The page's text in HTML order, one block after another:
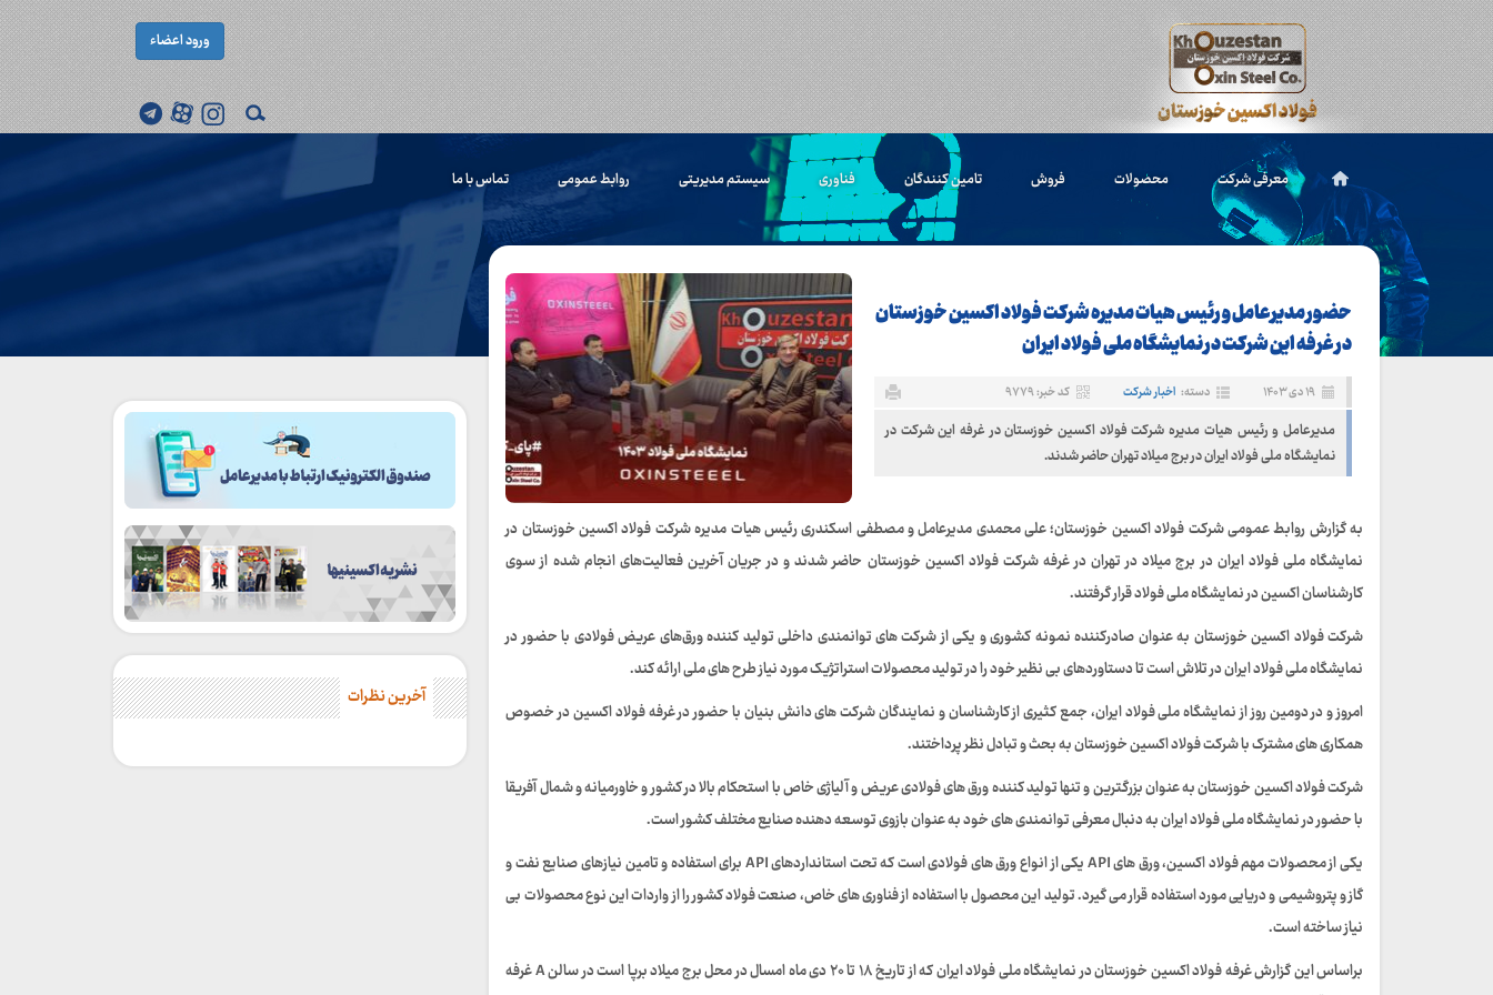
ورود اعضاء
معرفی شرکت محصولات فروش تامین کنندگان فناوری سیستم مدیریتی روابط عمومی تماس با ما
حضور مدیرعامل و رئیس هیات مدیره شرکت فولاد اکسین خوزستان
در غرفه این شرکت در نمایشگاه ملی فولاد ایران
۱۹ دی ۱۴۰۳ دسته: اخبار شرکت کد خبر: ۹۷۷۹
مدیرعامل و رئیس هیات مدیره شرکت فولاد اکسین خوزستان در غرفه این شرکت در
نمایشگاه ملی فولاد ایران در برج میلاد تهران حاضر شدند.
به گزارش روابط عمومی شرکت فولاد اکسین خوزستان؛ علی محمدی مدیرعامل و مصطفی اسکندری رئیس هیات مدیره شرکت فولاد اکسین خوزستان در
نمایشگاه ملی فولاد ایران در برج میلاد در تهران در غرفه شرکت فولاد اکسین خوزستان حاضر شدند و در جریان آخرین فعالیت‌های انجام شده از سوی
کارشناسان اکسین در نمایشگاه ملی فولاد قرار گرفتند.
شرکت فولاد اکسین خوزستان به عنوان صادرکننده نمونه کشوری و یکی از شرکت های توانمندی داخلی تولید کننده ورق‌های عریض فولادی با حضور در
نمایشگاه ملی فولاد ایران در تلاش است تا دستاوردهای بی نظیر خود را در تولید محصولات استراتژیک مورد نیاز طرح های ملی ارائه کند.
امروز و در دومین روز از نمایشگاه ملی فولاد ایران، جمع کثیری از کارشناسان‌ و نمایندگان شرکت های دانش بنیان با حضور در غرفه فولاد اکسین در خصوص
همکاری های مشترک با شرکت فولاد اکسین خوزستان به بحث و تبادل نظر پرداختند.
شرکت فولاد اکسین خوزستان به عنوان بزرگترین و تنها تولید کننده ورق های فولادی عریض و آلیاژی خاص با استحکام بالا در کشور و خاورمیانه و شمال آفریقا
با حضور در نمایشگاه ملی فولاد ایران به دنبال معرفی توانمندی های خود به عنوان بازوی توسعه دهنده صنایع مختلف کشور است.
یکی از محصولات مهم فولاد اکسین، ورق های API یکی از انواع ورق های فولادی است که تحت استانداردهای API برای استفاده و تامین نیازهای صنایع نفت و
گاز و پتروشیمی و دریایی مورد استفاده قرار می گیرد. تولید این محصول با استفاده از فناوری های خاص، صنعت فولاد کشور را از واردات این نوع محصولات بی
نیاز ساخته است.
براساس این گزارش غرفه فولاد اکسین خوزستان در نمایشگاه ملی فولاد ایران که از تاریخ ۱۸ تا ۲۰ دی ماه امسال در محل برج میلاد برپا است در سالن A غرفه
آخرین نظرات